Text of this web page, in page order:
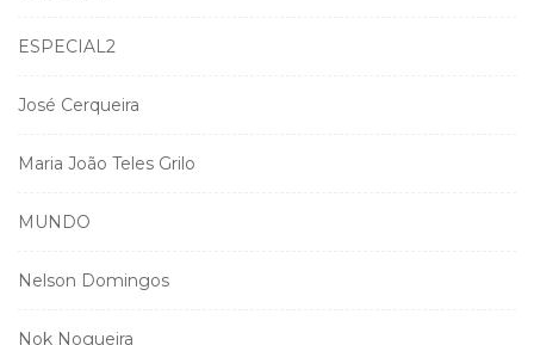
ESPECIAL2
José Cerqueira
Maria João Teles Grilo
MUNDO
Nelson Domingos
Nok Nogueira